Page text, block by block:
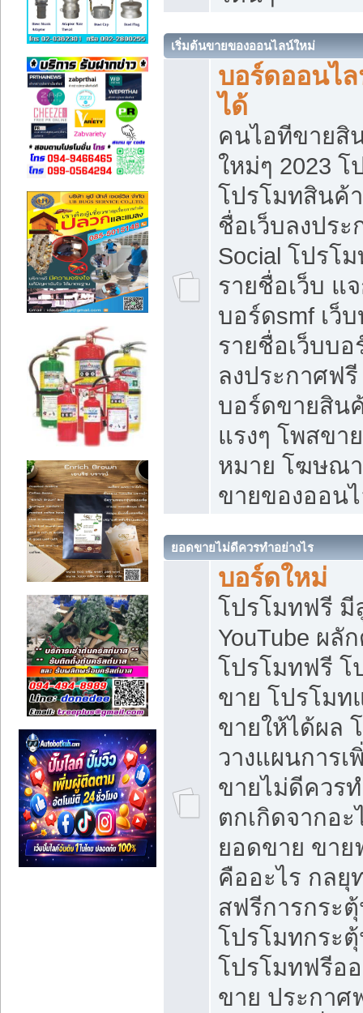
เริ่มต้นขายของออนไลน์ใหม่
บอร์ดออนไ
ได้
คนไอทีขายสิ
ใหม่ๆ 2023
โปรโมทสินค้
ชื่อเว็บลงปร
Social โปรโ
รายชื่อเว็บ แ
บอร์ดsmf เว็
รายชื่อเว็บบ
ลงประกาศฟรี
บอร์ดขายสิน
แรงๆ โพสขา
หมาย โฆษณ
ขายของออน
ยอดขายไม่ดีควรทำอย่างไร
บอร์ดใหม่
โปรโมทฟรี มี
YouTube ผลั
โปรโมทฟรี โ
ขาย โปรโมท
ขายให้ได้ผล
วางแผนการ
ขายไม่ดีควร
ตกเกิดจากอะ
ยอดขาย ขาย
คืออะไร กลยุ
สฟรีการกระ
โปรโมทกระ
โปรโมทฟรีอ
ขาย ประกาศ